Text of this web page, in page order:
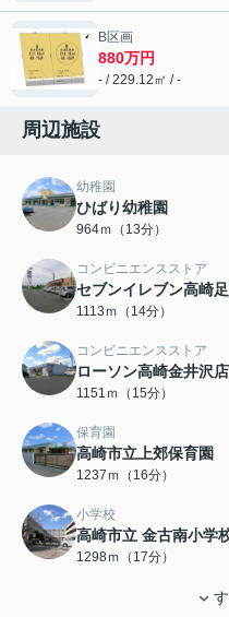
B区画
880万円
- / 229.12㎡ / -
周辺施設
幼稚園
ひばり幼稚園
964ｍ（13分）
コンビニエンスストア
セブンイレブン高崎
1113ｍ（14分）
コンビニエンスストア
ローソン高崎金井沢店
1151ｍ（15分）
保育園
高崎市立上郊保育園
1237ｍ（16分）
小学校
高崎市立 金古南小学
1298ｍ（17分）